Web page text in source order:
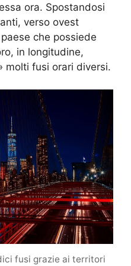
ora. Spostandosi
verso ovest
che possiede
in longitudine,
molti fusi orari diversi.
fusi grazie ai territori